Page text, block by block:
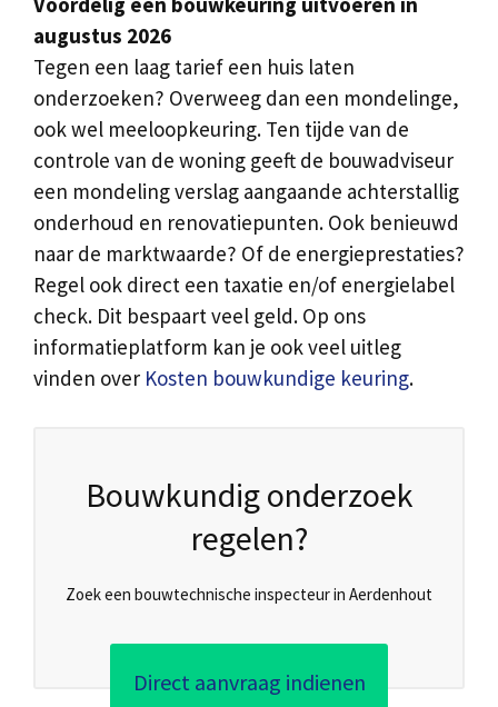
augustus 2026
Tegen een laag tarief een huis laten
onderzoeken? Overweeg dan een mondelinge,
ook wel meeloopkeuring. Ten tijde van de
controle van de woning geeft de bouwadviseur
een mondeling verslag aangaande achterstallig
onderhoud en renovatiepunten. Ook benieuwd
naar de marktwaarde? Of de energieprestaties?
Regel ook direct een taxatie en/of energielabel
check. Dit bespaart veel geld. Op ons
informatieplatform kan je ook veel uitleg
vinden over Kosten bouwkundige keuring.
Bouwkundig onderzoek
regelen?
Zoek een bouwtechnische inspecteur in Aerdenhout
Direct aanvraag indienen